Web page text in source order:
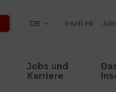
DE InselLink
Jobs und
Karriere